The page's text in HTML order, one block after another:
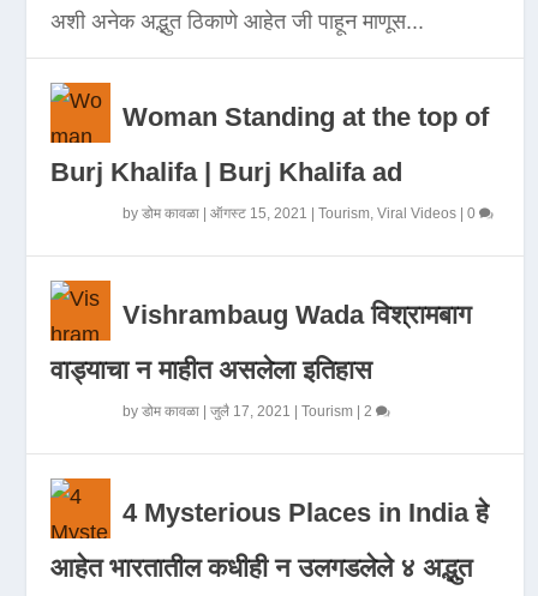
अशी अनेक अद्भुत ठिकाणे आहेत जी पाहून माणूस...
Woman Standing at the top of
Burj Khalifa | Burj Khalifa ad
byडोम कावळा |ऑगस्ट 15, 2021 |Tourism,Viral Videos |0
Vishrambaug Wada विश्रामबाग
वाड्याचा न माहीत असलेला इतिहास
byडोम कावळा |जुलै 17, 2021 |Tourism |2
4 Mysterious Places in India हे
आहेत भारतातील कधीही न उलगडलेले ४ अद्भुत